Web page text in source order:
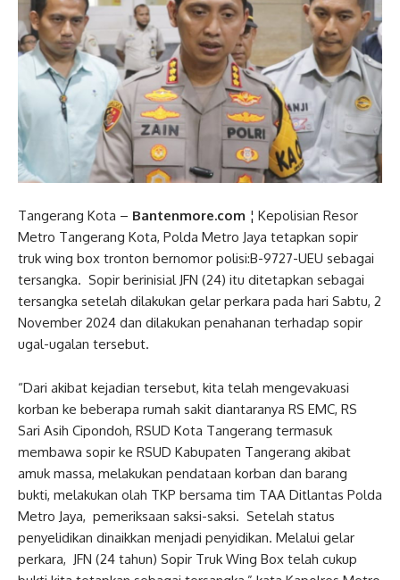
Tangerang Kota – Bantenmore.com ¦ Kepolisian Resor
Metro Tangerang Kota, Polda Metro Jaya tetapkan sopir
truk wing box tronton bernomor polisi:B-9727-UEU sebagai
tersangka. Sopir berinisial JFN (24) itu ditetapkan sebagai
tersangka setelah dilakukan gelar perkara pada hari Sabtu, 2
November 2024 dan dilakukan penahanan terhadap sopir
ugal-ugalan tersebut.
“Dari akibat kejadian tersebut, kita telah mengevakuasi
korban ke beberapa rumah sakit diantaranya RS EMC, RS
Sari Asih Cipondoh, RSUD Kota Tangerang termasuk
membawa sopir ke RSUD Kabupaten Tangerang akibat
amuk massa, melakukan pendataan korban dan barang
bukti, melakukan olah TKP bersama tim TAA Ditlantas Polda
Metro Jaya, pemeriksaan saksi-saksi. Setelah status
penyelidikan dinaikkan menjadi penyidikan. Melalui gelar
perkara, JFN (24 tahun) Sopir Truk Wing Box telah cukup